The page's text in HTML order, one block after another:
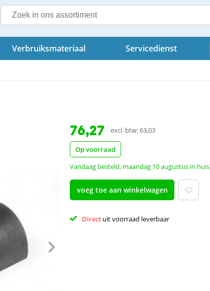
Verbruiksmateriaal Servicedienst
76,27 excl. btw: 63,03
Op voorraad
Vandaag besteld, maandag 10 augustus in huis
voeg toe aan winkelwagen
Direct uit voorraad leverbaar